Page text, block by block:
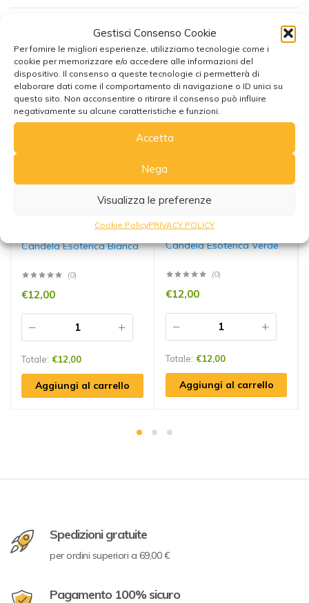
Gestisci Consenso Cookie
Per fornire le migliori esperienze, utilizziamo tecnologie come i
cookie per memorizzare e/o accedere alle informazioni del
dispositivo. Il consenso a queste tecnologie ci permetterà di
elaborare dati come il comportamento di navigazione o ID unici su
questo sito. Non acconsentire o ritirare il consenso può influire
negativamente su alcune caratteristiche e funzioni.
Accetta
Nega
Visualizza le preferenze
Cookie PolicyPRIVACY POLICY
Potrebbe interessarti anche
Candela Esoterica Bianca
(0)
€12,00
Totale: €12,00
Aggiungi al carrello
Candela Esoterica Verde
(0)
€12,00
Totale: €12,00
Aggiungi al carrello
Spedizioni gratuite
per ordini superiori a 69,00 €
Pagamento 100% sicuro